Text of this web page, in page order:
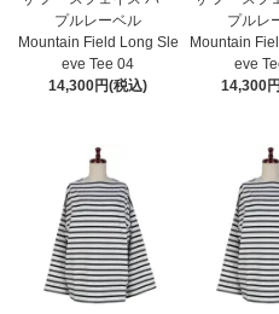
プルレーベル
Mountain Field Long Sle
eve Tee 04
14,300円(税込)
プルレ
Mountain
eve
14,300